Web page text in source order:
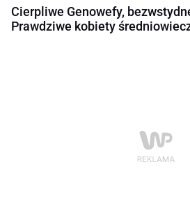
Cierpliwe Genowefy,
Prawdziwe kobiety